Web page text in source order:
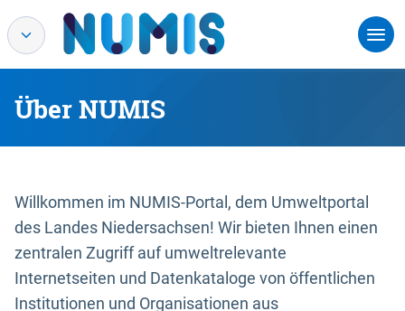
Über NUMIS
Willkommen im NUMIS-Portal, dem Umweltportal
des Landes Niedersachsen! Wir bieten Ihnen einen
zentralen Zugriff auf umweltrelevante
Internetseiten und Datenkataloge von öffentlichen
Institutionen und Organisationen aus